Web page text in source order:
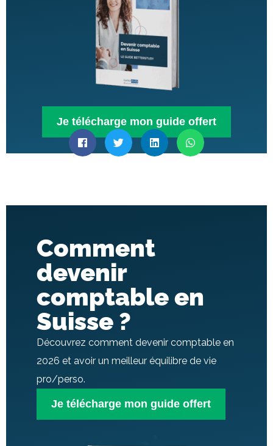
Je télécharge mon guide offert
Comment
devenir
comptable en
Suisse ?
Découvrez comment devenir comptable en
2026 et avoir un meilleur équilibre de vie
pro/perso.
Je télécharge mon guide offert